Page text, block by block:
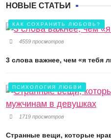
НОВЫЕ СТАТЬИ
КАК СОХРАНИТЬ ЛЮБОВЬ?
4559 просмотров
3 слова важнее, чем «я тебя
ПСИХОЛОГИЯ ЛЮБВИ
1719 просмотров
Странные вещи, которые